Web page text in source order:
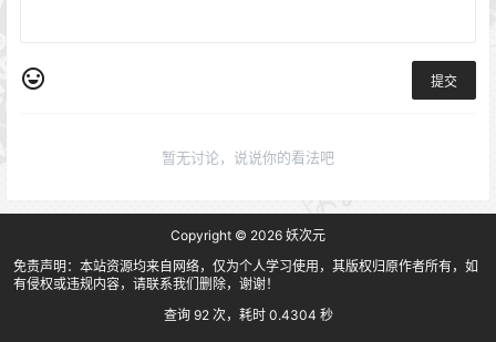
提交
暂无讨论，说说你的看法吧
Copyright © 2026 妖次元
免责声明：本站资源均来自网络，仅为个人学习使用，其版权归原作者所有，如
有侵权或违规内容，请联系我们删除，谢谢！
查询 92 次，耗时 0.4304 秒